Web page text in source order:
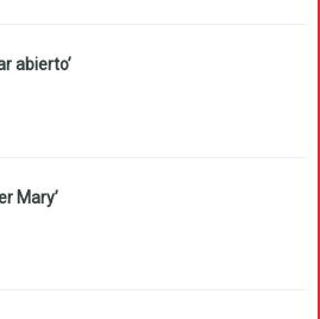
abierto’
Mary’